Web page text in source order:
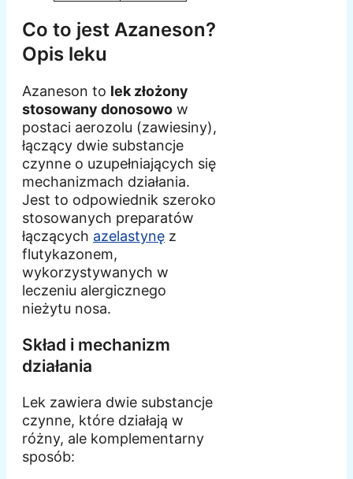
Co to jest Azaneson?
Opis leku
Azaneson to lek złożony
stosowany donosowo w
postaci aerozolu (zawiesiny),
łączący dwie substancje
czynne o uzupełniających się
mechanizmach działania.
Jest to odpowiednik szeroko
stosowanych preparatów
łączących azelastynę z
flutykazonem,
wykorzystywanych w
leczeniu alergicznego
nieżytu nosa.
Skład i mechanizm
działania
Lek zawiera dwie substancje
czynne, które działają w
różny, ale komplementarny
sposób: